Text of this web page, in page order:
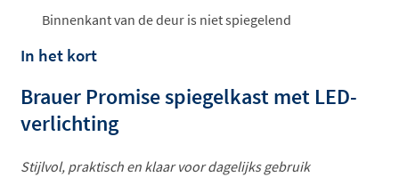
Binnenkant van de deur is niet spiegelend
In het kort
Brauer Promise spiegelkast met LED-
verlichting
Stijlvol, praktisch en klaar voor dagelijks gebruik